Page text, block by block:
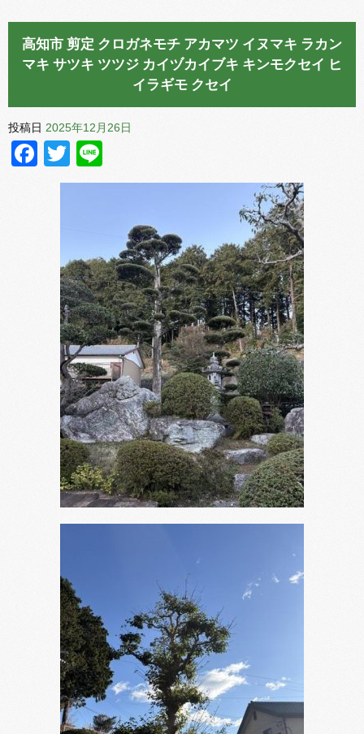
高知市 剪定 クロガネモチ アカマツ イヌマキ ラカン
マキ サツキ ツツジ カイヅカイブキ キンモクセイ ヒ
イラギモ クセイ
投稿日 2025年12月26日
Facebook
Twitter